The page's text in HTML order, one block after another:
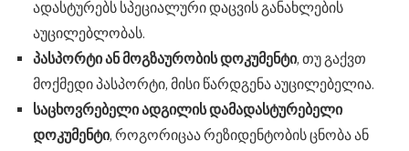
ადასტურებს სპეციალური დაცვის განახლების
აუცილებლობას.
პასპორტი ან მოგზაურობის დოკუმენტი, თუ გაქვთ
მოქმედი პასპორტი, მისი წარდგენა აუცილებელია.
საცხოვრებელი ადგილის დამადასტურებელი
დოკუმენტი, როგორიცაა რეზიდენტობის ცნობა ან